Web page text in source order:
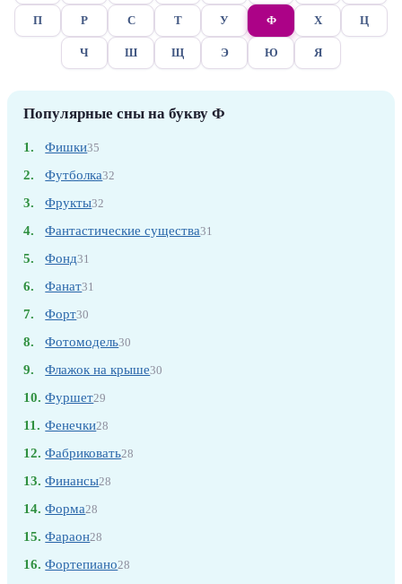
П Р С Т У Ф Х Ц
Ч Ш Щ Э Ю Я
Популярные сны на букву Ф
1. Фишки35
2. Футболка32
3. Фрукты32
4. Фантастические существа31
5. Фонд31
6. Фанат31
7. Форт30
8. Фотомодель30
9. Флажок на крыше30
10. Фуршет29
11. Фенечки28
12. Фабриковать28
13. Финансы28
14. Форма28
15. Фараон28
16. Фортепиано28